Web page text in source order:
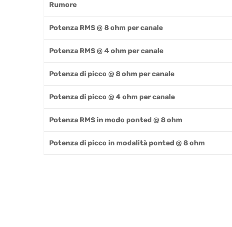
Rumore
Potenza RMS @ 8 ohm per canale
Potenza RMS @ 4 ohm per canale
Potenza di picco @ 8 ohm per canale
Potenza di picco @ 4 ohm per canale
Potenza RMS in modo ponted @ 8 ohm
Potenza di picco in modalità ponted @ 8 ohm